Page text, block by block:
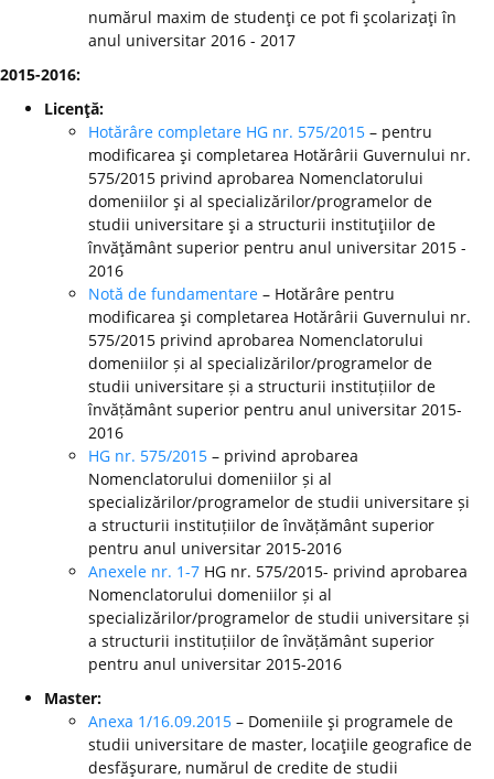
numărul maxim de studenţi ce pot fi şcolarizaţi în
anul universitar 2016 - 2017
2015-2016:
Licenţă:
Hotărâre completare HG nr. 575/2015 – pentru
modificarea şi completarea Hotărârii Guvernului nr.
575/2015 privind aprobarea Nomenclatorului
domeniilor şi al specializărilor/programelor de
studii universitare şi a structurii instituţiilor de
învăţământ superior pentru anul universitar 2015 -
2016
Notă de fundamentare – Hotărâre pentru
modificarea şi completarea Hotărârii Guvernului nr.
575/2015 privind aprobarea Nomenclatorului
domeniilor și al specializărilor/programelor de
studii universitare și a structurii instituțiilor de
învățământ superior pentru anul universitar 2015-
2016
HG nr. 575/2015 – privind aprobarea
Nomenclatorului domeniilor și al
specializărilor/programelor de studii universitare și
a structurii instituțiilor de învățământ superior
pentru anul universitar 2015-2016
Anexele nr. 1-7 HG nr. 575/2015- privind aprobarea
Nomenclatorului domeniilor și al
specializărilor/programelor de studii universitare și
a structurii instituțiilor de învățământ superior
pentru anul universitar 2015-2016
Master:
Anexa 1/16.09.2015 – Domeniile şi programele de
studii universitare de master, locaţiile geografice de
desfăşurare, numărul de credite de studii